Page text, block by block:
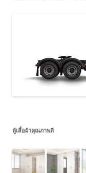
ตู้เสื้อผ้าคุณภาพดี